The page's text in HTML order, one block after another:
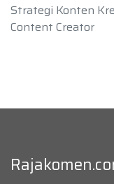
Strategi Konten
Content Creator